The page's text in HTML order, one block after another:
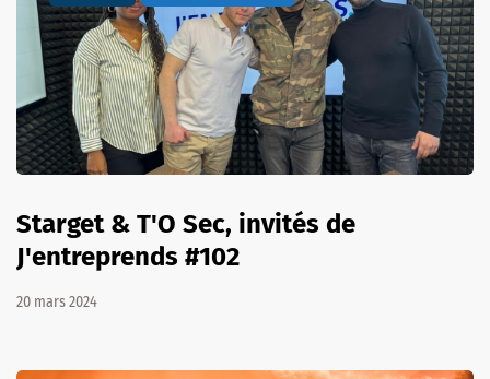
Starget & T'O Sec, invités de
J'entreprends #102
20 mars 2024